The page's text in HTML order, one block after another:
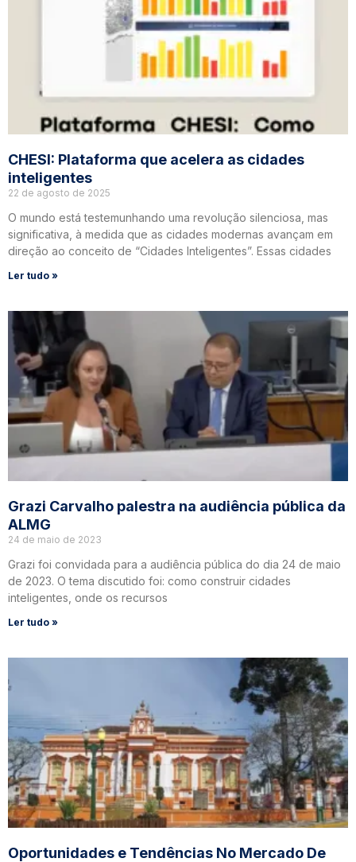
CHESI: Plataforma que acelera as cidades
inteligentes
22 de agosto de 2025
O mundo está testemunhando uma revolução silenciosa, mas
significativa, à medida que as cidades modernas avançam em
direção ao conceito de “Cidades Inteligentes”. Essas cidades
Ler tudo »
Grazi Carvalho palestra na audiência pública da
ALMG
24 de maio de 2023
Grazi foi convidada para a audiência pública do dia 24 de maio
de 2023. O tema discutido foi: como construir cidades
inteligentes, onde os recursos
Ler tudo »
Oportunidades e Tendências No Mercado De